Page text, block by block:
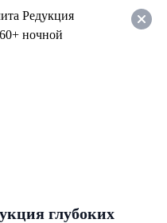
глубоких